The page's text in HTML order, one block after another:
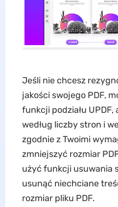
Jeśli nie chcesz
jakości swojego PDF,
funkcji podziału UPDF,
według liczby stron i
zgodnie z Twoimi
zmniejszyć rozmiar
użyć funkcji usuwania
usunąć niechciane
rozmiar pliku PDF.